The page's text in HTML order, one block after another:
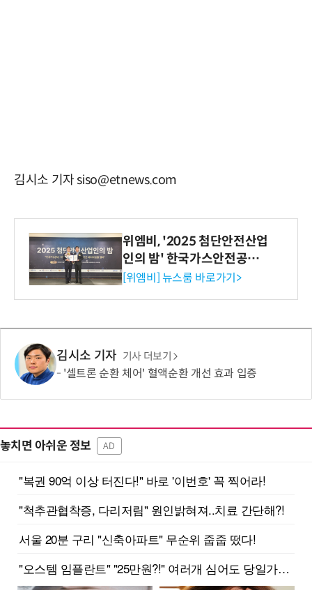
김시소 기자 siso@etnews.com
위엠비, '2025 첨단안전산업
인의 밤' 한국가스안전공사
사장상 수상
[위엠비] 뉴스룸 바로가기>
김시소 기자 기사 더보기
'셀트론 순환 체어' 혈액순환 개선 효과 입증
놓치면 아쉬운 정보 AD